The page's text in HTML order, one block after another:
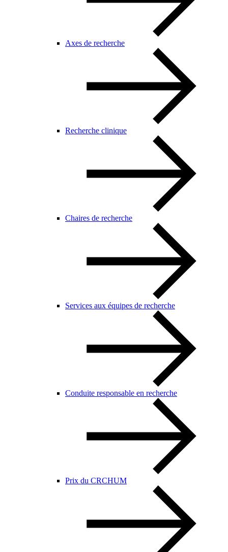
Axes de recherche
Recherche clinique
Chaires de recherche
Services aux équipes de recherche
Conduite responsable en recherche
Prix du CRCHUM